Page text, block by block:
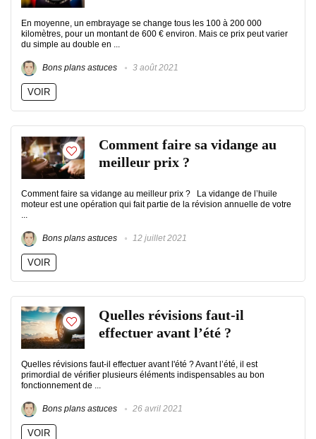
En moyenne, un embrayage se change tous les 100 à 200 000
kilomètres, pour un montant de 600 € environ. Mais ce prix peut varier
du simple au double en ...
Bons plans astuces 3 août 2021
VOIR
Comment faire sa vidange au
meilleur prix ?
Comment faire sa vidange au meilleur prix ? La vidange de l’huile
moteur est une opération qui fait partie de la révision annuelle de votre
...
Bons plans astuces 12 juillet 2021
VOIR
Quelles révisions faut-il
effectuer avant l’été ?
Quelles révisions faut-il effectuer avant l'été ? Avant l’été, il est
primordial de vérifier plusieurs éléments indispensables au bon
fonctionnement de ...
Bons plans astuces 26 avril 2021
VOIR